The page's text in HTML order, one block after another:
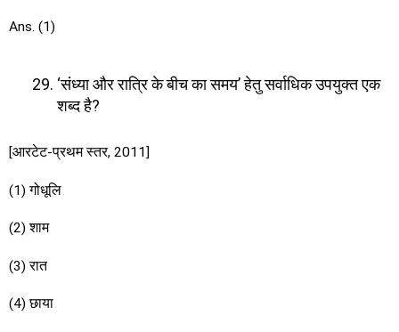
Ans. (1)
‘संध्या और रात्रि के बीच का समय’ हेतु सर्वाधिक उपयुक्त एक
शब्द है?
[आरटेट-प्रथम स्तर, 2011]
(1) गोधूलि
(2) शाम
(3) रात
(4) छाया